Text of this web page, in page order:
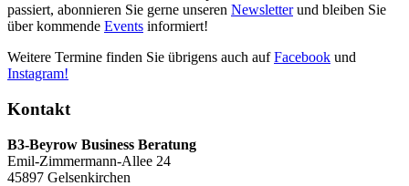
passiert, abonnieren Sie gerne unseren Newsletterund bleiben Sie
über kommende Events informiert!
Weitere Termine finden Sie übrigens auch aufFacebook und
Instagram!
Kontakt
B3-Beyrow Business Beratung
Emil-Zimmermann-Allee 24
45897 Gelsenkirchen